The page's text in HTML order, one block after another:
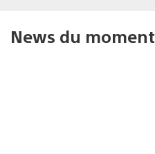
News du moment